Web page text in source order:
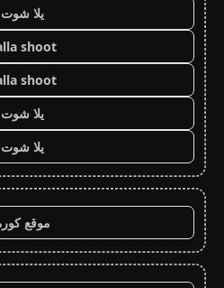
يلا شوت
shoot
shoot
يلا شوت
يلا شوت
موقع